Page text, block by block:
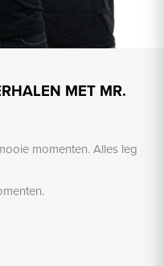
MET MR.
momenten. Alles leg